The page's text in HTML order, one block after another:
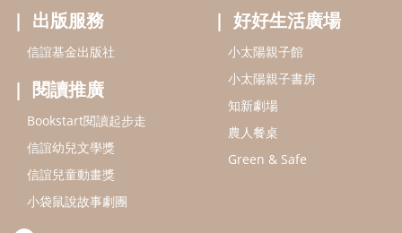
service@hsin-yi.org.tw
信誼好好育兒
小太陽親子書房
(02)2396-5305轉2345 (週一～週五 9:00～18:00)
認識信誼 合作洽談 智慧財產權聲明
本網站建議使用IE9(含以上)或 Google Chrome 版本瀏覽器
信誼基金會/上誼文化實業股份有限公司 版權所有 ©